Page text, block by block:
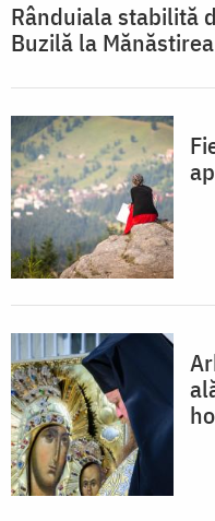
Rânduiala stabilită
Buzilă la